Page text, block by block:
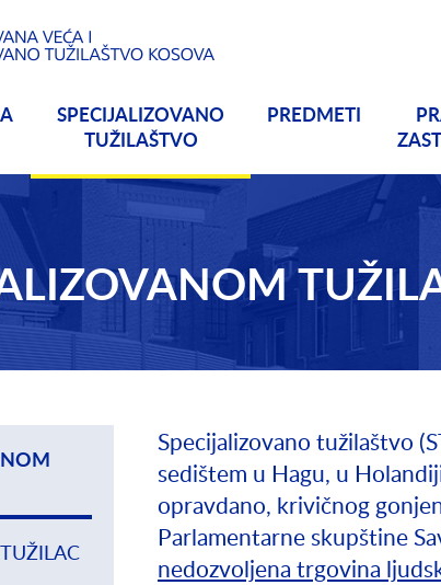
SPECIJALIZOVANO
TUŽILAŠTVO
PREDMETI
Specijalizovano tužilaštvo
sedištem u Hagu, u
opravdano, krivičnog
Parlamentarne skupštine
nedozvoljena trgovina